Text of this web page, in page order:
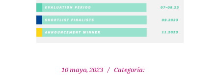
10 mayo, 2023
Categoría: